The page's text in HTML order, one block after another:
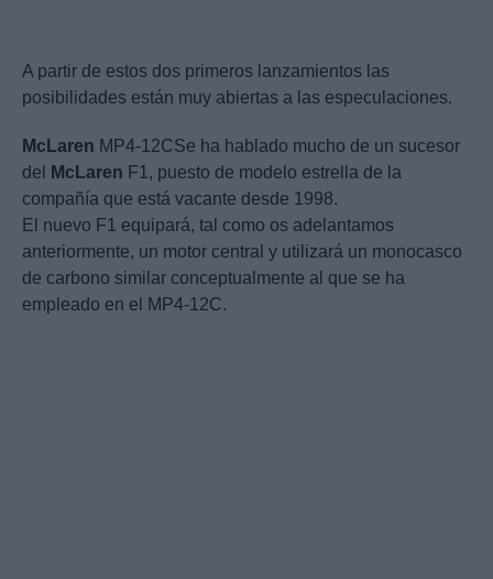
A partir de estos dos primeros lanzamientos las
posibilidades están muy abiertas a las especulaciones.
McLaren MP4-12CSe ha hablado mucho de un sucesor
del
McLaren F1, puesto de modelo estrella de la
compañía que está vacante desde 1998.
El nuevo F1 equipará, tal como os adelantamos
anteriormente, un motor central y utilizará un monocasco
de carbono similar conceptualmente al que se ha
empleado en el MP4-12C.